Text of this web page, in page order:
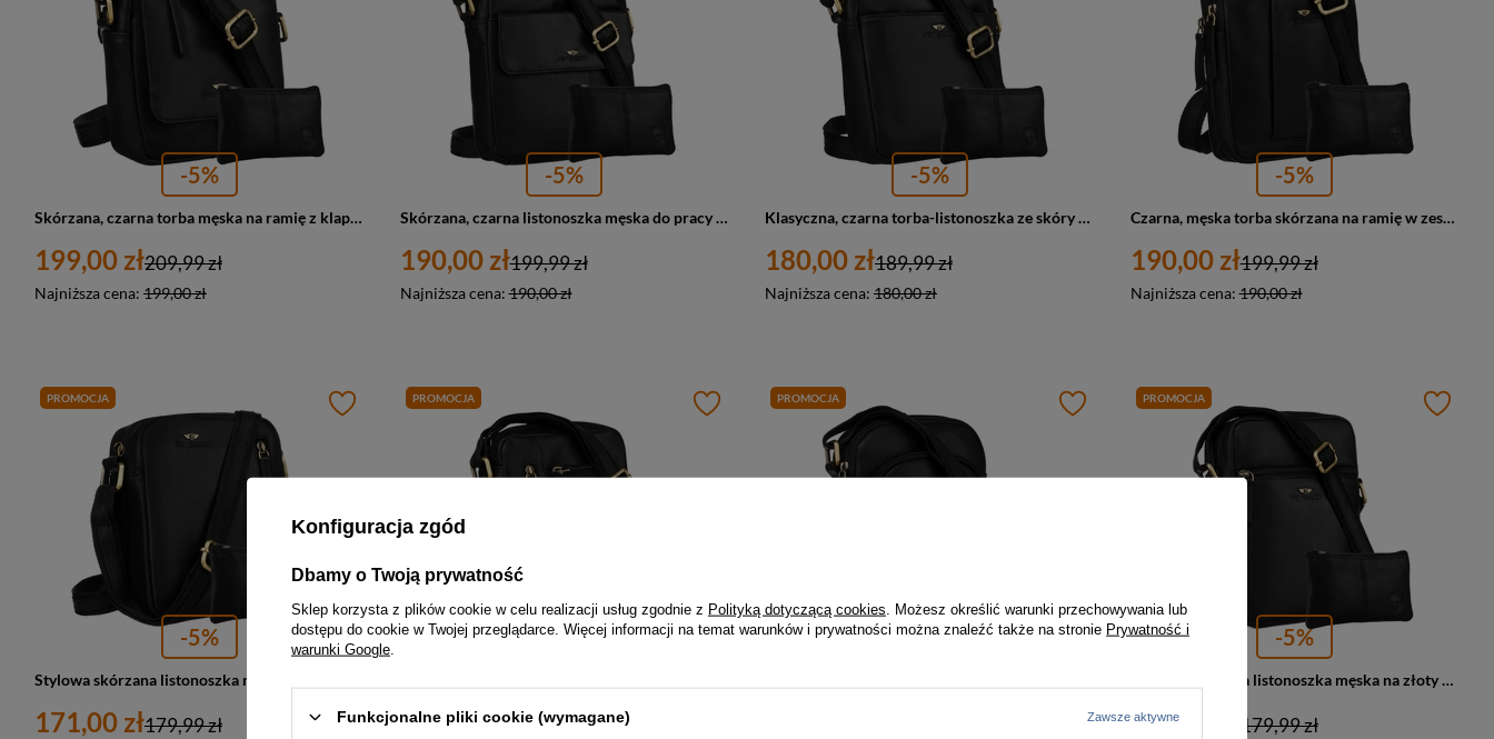
-5%
Skórzana, czarna torba męska na ramię z klapką i etui w zestawie - Peterson
199,00 zł
Najniższa cena: 199,00 zł
209,99 zł
-5%
Skórzana, czarna listonoszka męska do pracy z saszetką w zestawie - Peterson
190,00 zł
Najniższa cena:190,00 zł
199,99 zł
-5%
Klasyczna, czarna torba-listonoszka ze skóry naturalnej z etui na klucze w zestawie - Peterson
180,00 zł
Najniższa cena: 180,00 zł
189,99 zł
-5%
Czarna, męska torba skórzana na ramię w zestawie z saszetką na klucze - Peterson
190,00 zł
Najniższa cena:190,00 zł
199,99 zł
PROMOCJA
-5%
171,00 zł179,99 zł
PROMOCJA
-5%
180,00 zł189,99 zł
PROMOCJA
-5%
PROMOCJA
-5%
Skórzana, czarna listonoszka męska na złoty suwak w zestawie z saszetką - Peterson
171,00 zł 179,99 zł
Konfiguracja zgód
Dbamy o Twoją prywatność
Sklep korzysta z plików cookie w celu realizacji usług zgodnie z Polityką dotyczącą cookies . Możesz określić warunki przechowywania lub
dostępu do cookie w Twojej przeglądarce. Więcej informacji na temat warunków i prywatności można znaleźć także na stronie Prywatność i
warunki Google
Funkcjonalne pliki cookie (wymagane) Zawsze aktywne